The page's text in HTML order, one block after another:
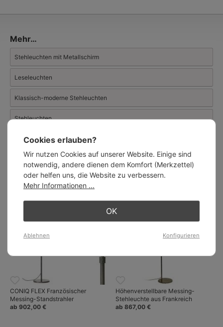
Kunstschmiedearbeiten bekannten Département Manche in der
Neben einem stattlichen Repertoire an geschackvollen
Atelier MB auch einigeAußenleuchten
Mehr…
Stehleuchten mit Metallschirm
Leseleuchten
Klassisch-moderne Stehleuchten
Stehleuchten
Klassische Moderne
Ähnliche Artikel:
CONIQ FLEX Französischer
Messing-Standstrahler
ab 902,00 €
Höhenverstellbare Messing-
Stehleuchte aus Frankreich
ab 867,00 €
Cookies erlauben?
Wir nutzen Cookies auf unserer Website. Einige sind
notwendig, andere dienen dem Komfort (Merkzettel)
oder helfen uns, die Website zu verbessern.
Mehr Informationen ...
OK
Ablehnen Konfigurieren